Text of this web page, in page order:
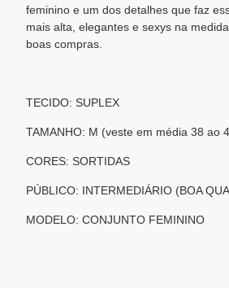
feminino e um dos detalhes que faz
mais alta, elegantes e sexys na
boas compras.
TECIDO: SUPLEX
TAMANHO: M (veste em média 38 ao
CORES: SORTIDAS
PÚBLICO: INTERMEDIÁRIO (BOA
MODELO: CONJUNTO FEMININO